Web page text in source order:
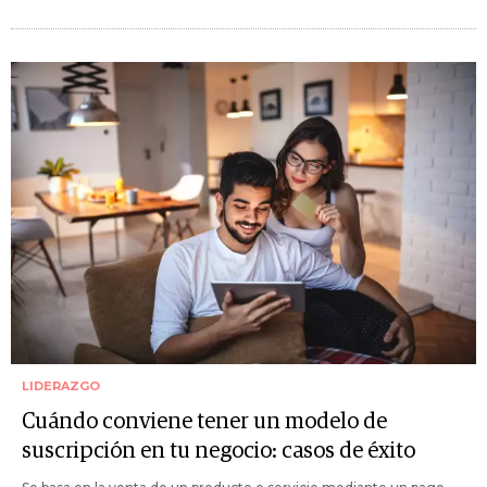
LIDERAZGO
Cuándo conviene tener un modelo de
suscripción en tu negocio: casos de éxito